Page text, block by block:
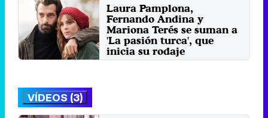
Laura Pamplona,
Fernando Andina y
Mariona Terés se suman a
'La pasión turca', que
inicia su rodaje
Lunes 14 Noviembre 2022 12:30
VÍDEOS (3)